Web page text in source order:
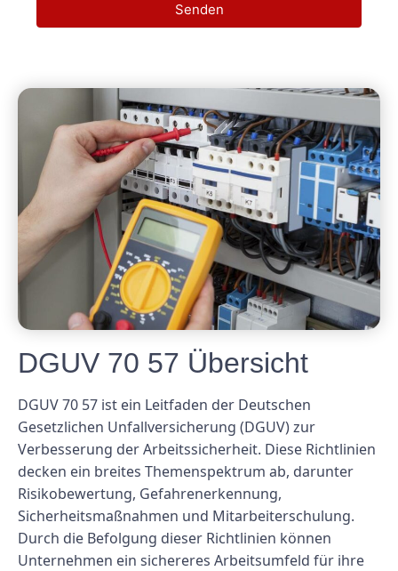
Senden
DGUV 70 57 Übersicht
DGUV 70 57 ist ein Leitfaden der Deutschen
Gesetzlichen Unfallversicherung (DGUV) zur
Verbesserung der Arbeitssicherheit. Diese Richtlinien
decken ein breites Themenspektrum ab, darunter
Risikobewertung, Gefahrenerkennung,
Sicherheitsmaßnahmen und Mitarbeiterschulung.
Durch die Befolgung dieser Richtlinien können
Unternehmen ein sichereres Arbeitsumfeld für ihre